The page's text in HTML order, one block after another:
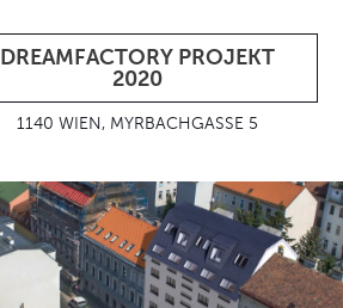
DREAMFACTORY PROJEKT
2020
1140 WIEN, MYRBACHGASSE 5